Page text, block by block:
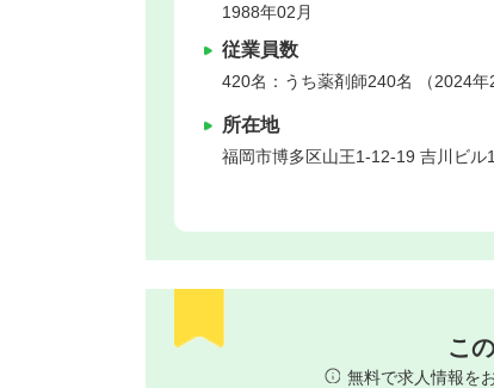
1988年02月
従業員数
420名：うち薬剤師240名 （2024年
所在地
福岡市博多区山王1-12-19 吉川ビル
こ
無料で求人情報を